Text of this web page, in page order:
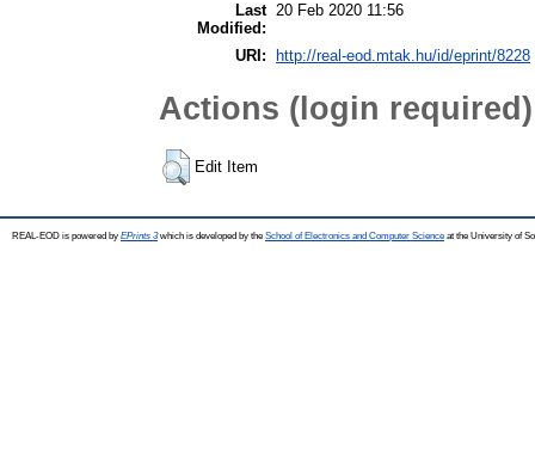
Last
Modified:
20 Feb 2020 11:56
URI: http://real-eod.mtak.hu/id/eprint/8228
Actions (login required)
Edit Item
REAL-EOD is powered by EPrints 3which is developed by the School of Electronics and Computer Science at the University of